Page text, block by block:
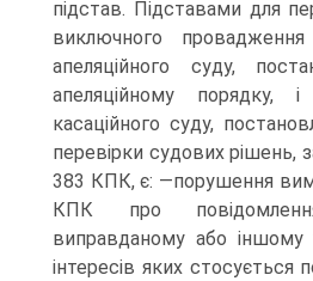
підстав. Підставами для
виключного
апеляційного суду,
апеляційному порядку,
касаційного суду,
перевірки судових рішень,
383 КПК, є: —порушення
КПК про
виправданому або іншому
інтересів яких стосується